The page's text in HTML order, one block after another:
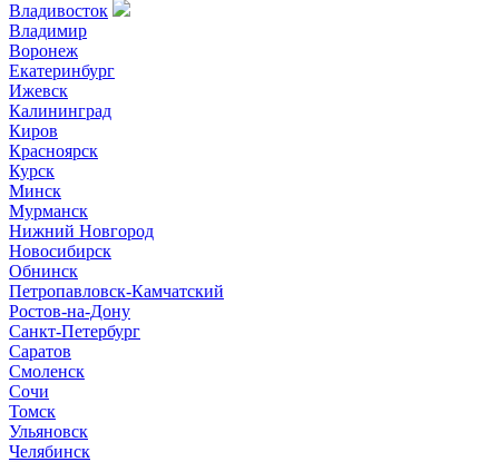
Владивосток
Владимир
Воронеж
Екатеринбург
Ижевск
Калининград
Киров
Красноярск
Курск
Минск
Мурманск
Нижний Новгород
Новосибирск
Обнинск
Петропавловск-Камчатский
Ростов-на-Дону
Санкт-Петербург
Саратов
Смоленск
Сочи
Томск
Ульяновск
Челябинск